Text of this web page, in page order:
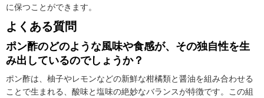
に保つことができます。
よくある質問
ポン酢のどのような風味や食感が、その独自性を生
み出しているのでしょうか？
ポン酢は、柚子やレモンなどの新鮮な柑橘類と醤油を組み合わせる
ことで生まれる、酸味と塩味の絶妙なバランスが特徴です。この組